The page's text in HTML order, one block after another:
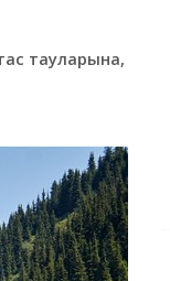
тауларына,